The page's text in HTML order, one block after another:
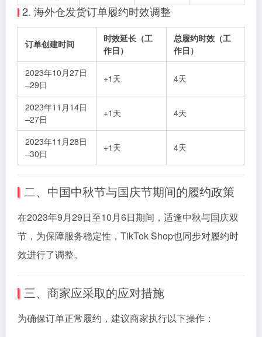
2. 海外仓发货订单履约时效调整
订单创建时间 时效延长（工
作日）
总履约时效（工
作日）
2023年10 月27日
–29日
+1 天 4天
2023年11 月 14日
–27日
+1 天 4天
2023年11 月28日
–30日
+1 天 4天
二、 中国中秋节与国庆节期间的履约政策
在2023年9月29日至10月6日期间， 适逢中秋与国庆双
节， 为保障服务稳定性， TikTokShop也同步对履约时
效进行了调整。
三、 商家应采取的应对措施
为确保订单正常履约， 建议商家执行以下操作：